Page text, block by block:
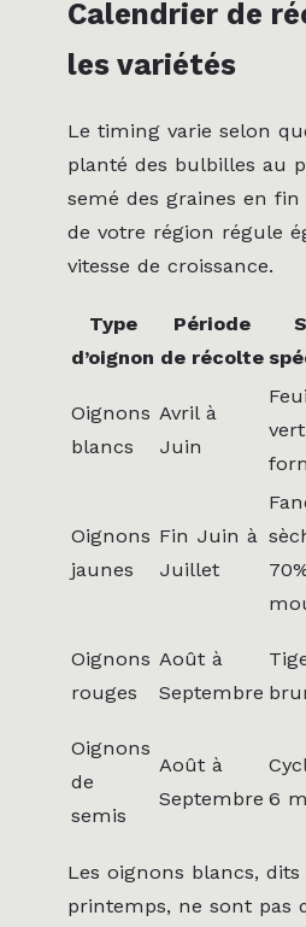
Calendrier de
les variétés
Le timing varie selon
planté des bulbilles au
semé des graines en fin
de votre région régule
vitesse de croissance.
Type
d’oignon
Période
de récolte
Oignons
blancs
Avril à
Juin
Oignons
jaunes
Fin Juin à
Juillet
Oignons
rouges
Août à
Septembre
Oignons
de
semis
Août à
Septembre 6
Les oignons blancs,
printemps, ne sont pas